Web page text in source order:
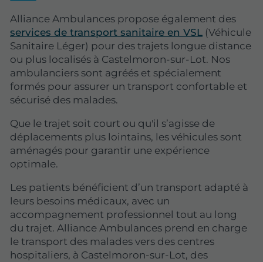
Alliance Ambulances propose également des
services de transport sanitaire en VSL (Véhicule
Sanitaire Léger) pour des trajets longue distance
ou plus localisés à Castelmoron-sur-Lot. Nos
ambulanciers sont agréés et spécialement
formés pour assurer un transport confortable et
sécurisé des malades.
Que le trajet soit court ou qu'il s’agisse de
déplacements plus lointains, les véhicules sont
aménagés pour garantir une expérience
optimale.
Les patients bénéficient d’un transport adapté à
leurs besoins médicaux, avec un
accompagnement professionnel tout au long
du trajet. Alliance Ambulances prend en charge
le transport des malades vers des centres
hospitaliers, à Castelmoron-sur-Lot, des